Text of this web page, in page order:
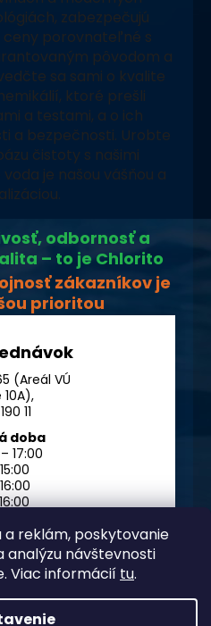
a reklám, poskytovanie
analýzu návštevnosti
Viac informácií tu.
zabezpečujú
ceny porovnateľné s
pôvodom a
sa sami o kvalite
ktoré prešli
a testami, a o ich
a bezpečnosti. Urobte
čistoty s našimi
je našou vášňou a
odbornosť a
– to je Chlorito
zákazníkov je
prioritou
(Areál VÚ
11
doba
17:00